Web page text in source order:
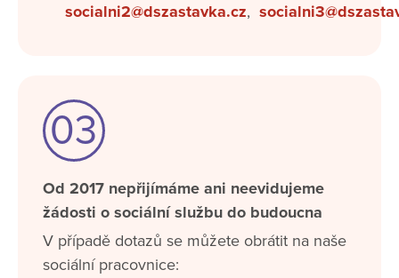
socialni2@dszastavka.cz,
03
Od 2017 nepřijímáme ani neevidujeme
žádosti o sociální službu do budoucna
V případě dotazů se můžete obrátit na naše
sociální pracovnice: